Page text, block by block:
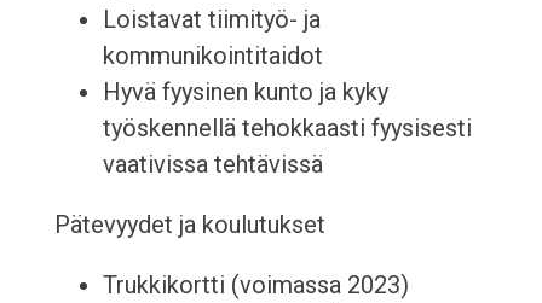
Loistavat tiimityö- ja
kommunikointitaidot
Hyvä fyysinen kunto ja kyky
työskennellä tehokkaasti fyysisesti
vaativissa tehtävissä
Pätevyydet ja koulutukset
Trukkikortti (voimassa 2023)